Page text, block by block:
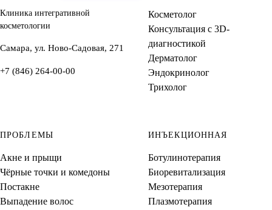
Клиника интегративной
косметологии
Самара, ул. Ново-Садовая, 271
+7 (846) 264-00-00
Косметолог
Консультация с 3D-
диагностикой
Дерматолог
Эндокринолог
Трихолог
ПРОБЛЕМЫ
Акне и прыщи
Чёрные точки и комедоны
Постакне
Выпадение волос
ИНЪЕКЦИОННАЯ
Ботулинотерапия
Биоревитализация
Мезотерапия
Плазмотерапия